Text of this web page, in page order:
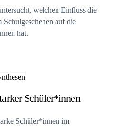
welchen Einfluss die
auf die
hat.
Schüler*innen
Schüler*innen im